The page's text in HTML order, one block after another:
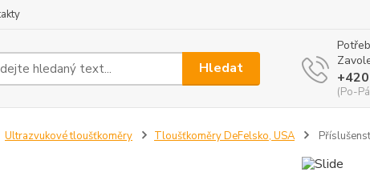
Hledat
(Po-
Ultrazvukové tloušťkoměry Tloušťkoměry DeFelsko, USA